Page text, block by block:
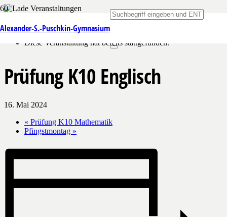
Alexander-S.-Puschkin-Gymnasium
« Alle Veranstaltungen
Diese Veranstaltung hat bereits stattgefunden.
Prüfung K10 Englisch
16. Mai 2024
« Prüfung K10 Mathematik
Pfingstmontag »